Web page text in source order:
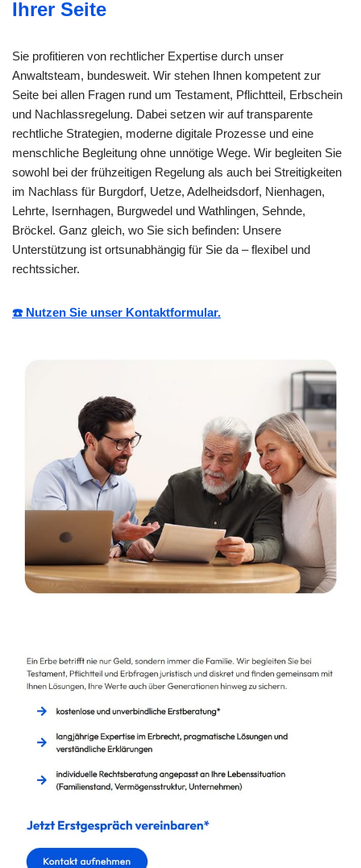
Ihrer Seite
Sie profitieren von rechtlicher Expertise durch unser
Anwaltsteam, bundesweit. Wir stehen Ihnen kompetent zur
Seite bei allen Fragen rund um Testament, Pflichtteil, Erbschein
und Nachlassregelung. Dabei setzen wir auf transparente
rechtliche Strategien, moderne digitale Prozesse und eine
menschliche Begleitung ohne unnötige Wege. Wir begleiten Sie
sowohl bei der frühzeitigen Regelung als auch bei Streitigkeiten
im Nachlass für Burgdorf, Uetze, Adelheidsdorf, Nienhagen,
Lehrte, Isernhagen, Burgwedel und Wathlingen, Sehnde,
Bröckel. Ganz gleich, wo Sie sich befinden: Unsere
Unterstützung ist ortsunabhängig für Sie da – flexibel und
rechtssicher.
☎️ Nutzen Sie unser Kontaktformular.